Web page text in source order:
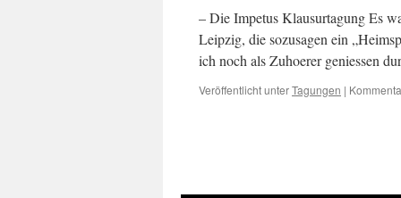
– Die Impetus Klausurtagung Es
Leipzig, die sozusagen ein
ich noch als Zuhoerer geniessen
Veröffentlicht unterTagungen |